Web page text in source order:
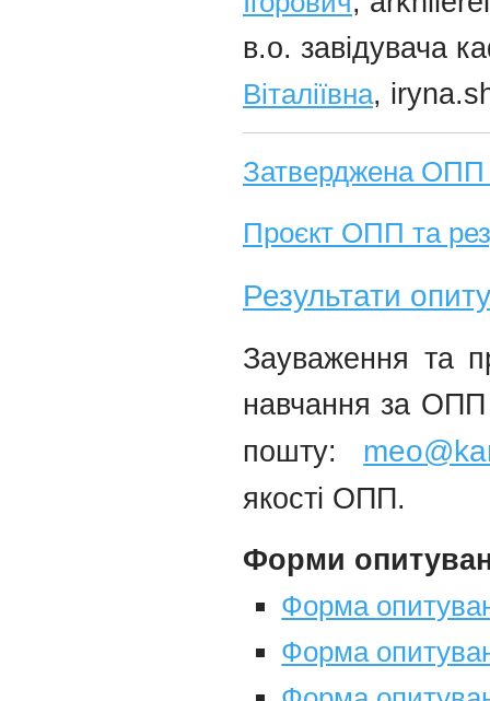
в.о. завідувача
Віталіївна,
Затверджена ОПП
Проєкт ОПП та
Результати
Зауваження та
навчання за ОПП
пошту:
якості ОПП.
Форми
Форма
Форма